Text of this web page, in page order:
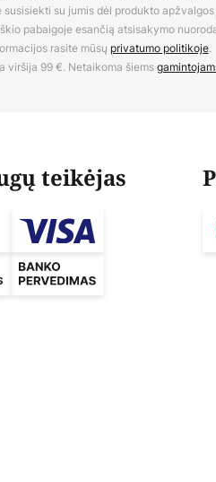
su jumis dėl produkto
pabaigoje esančią atsisakymo
rasite mūsų privatumo politikoje.
viršija 99 €. Netaikoma šiems
teikėjas